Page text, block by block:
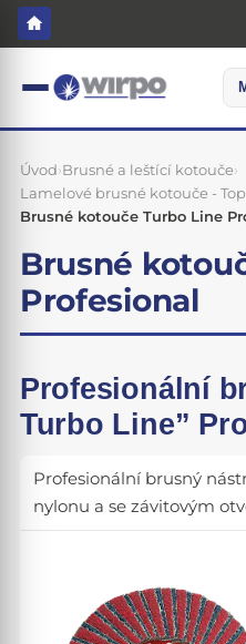
Úvod›Brusné a leštící kotouče›
Lamelové brusné kotouče -
Brusné kotouče Turbo Line
Brusné
Profesional
Profesionální
Turbo Line”
Profesionální brusný
nylonu a se závitovým